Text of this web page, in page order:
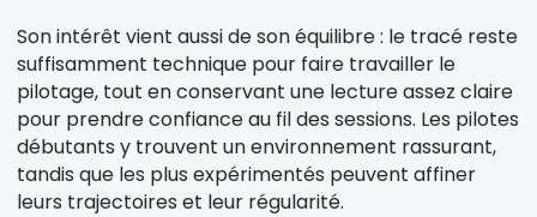
Son intérêt vient aussi de son équilibre : le tracé reste
suffisamment technique pour faire travailler le
pilotage, tout en conservant une lecture assez claire
pour prendre confiance au fil des sessions. Les pilotes
débutants y trouvent un environnement rassurant,
tandis que les plus expérimentés peuvent affiner
leurs trajectoires et leur régularité.